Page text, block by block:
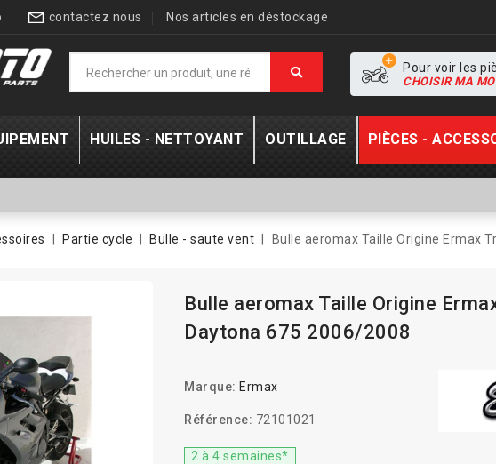
contactez nous Nos articles en déstockage
Pour voir les
CHOISIR MA
HUILES - NETTOYANT OUTILLAGE PIÈCES -
Partie cycle Bulle - saute vent Bulle aeromax Taille Origine Ermax
Bulle aeromax Taille Origine
Daytona 675 2006/2008
Marque: Ermax
Référence: 72101021
2 à 4 semaines*